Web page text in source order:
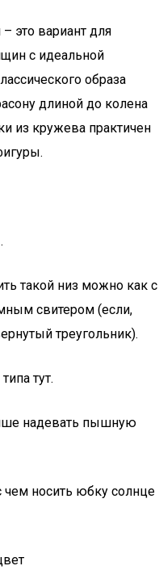
это вариант для
с идеальной
образа
длиной до колена
из кружева практичен
такой низ можно как с
свитером (если,
треугольник).
тут.
надевать пышную
чем носить юбку солнце